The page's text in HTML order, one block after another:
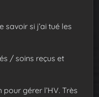
savoir si j’ai tué les
/ soins reçus et
pour gérer l’HV. Très